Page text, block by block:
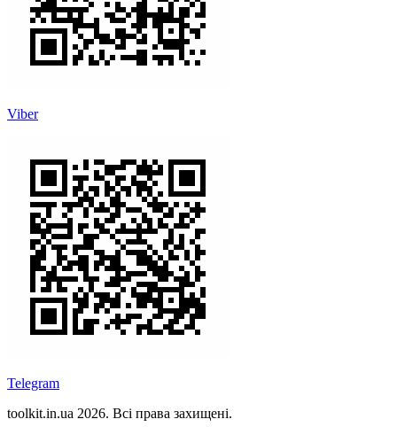
Viber
Telegram
toolkit.in.ua 2026. Всі права захищені.